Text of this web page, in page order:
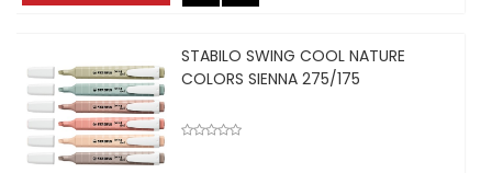
STABILO SWING COOL NATURE
COLORS SIENNA 275/175